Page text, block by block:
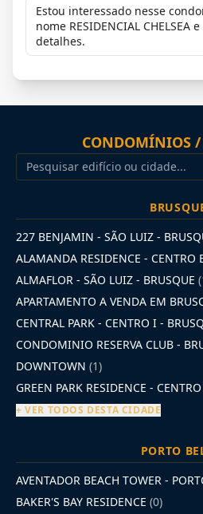
CONDOMÍNIOS /
227 BENJAMIN - SÃO LUIZ -
ALAMANDA RESIDENCE - CENTRO
ALMAFLOR - SÃO LUIZ - BRUSQUE
APARTAMENTO A VENDA EM
CENTRAL PARK - CENTRO I -
CONDOMINIO RESERVA CLUB -
DOWNTOWN (1)
GREEN PARK RESIDENCE -
+ VER TODOS DESTA CIDADE
PORTO
AVENTADOR BEACH TOWER -
BAKER'S BAY RESIDENCE (0)